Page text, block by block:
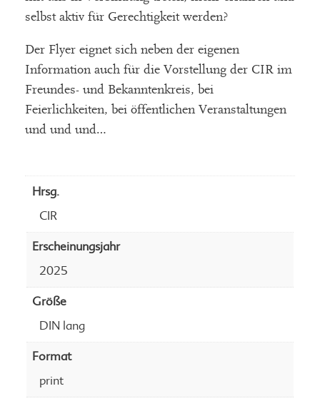
selbst aktiv für Gerechtigkeit werden?
Der Flyer eignet sich neben der eigenen
Information auch für die Vorstellung der CIR im
Freundes- und Bekanntenkreis, bei
Feierlichkeiten, bei öffentlichen Veranstaltungen
und und und…
Hrsg.
CIR
Erscheinungsjahr
2025
Größe
DIN lang
Format
print